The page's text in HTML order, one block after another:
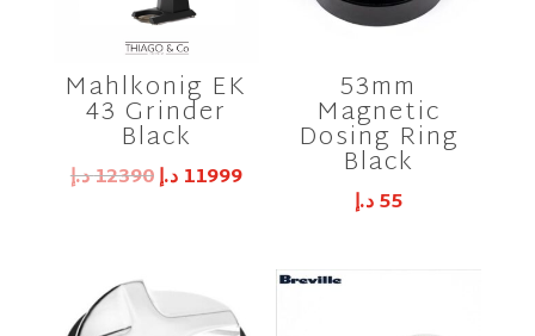
Mahlkonig EK
43 Grinder
Black
12390د.إ
Original
11999 د.إ
Current
11999 د.إ.
53mm
Magnetic
Dosing Ring
Black
55د.إ